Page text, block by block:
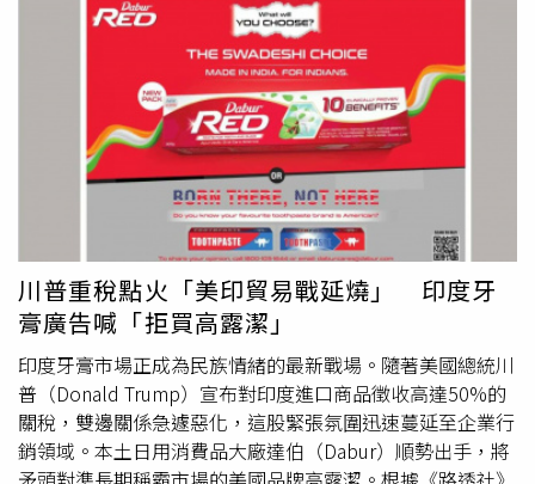
後，將自動被導入由詐騙集團仿造的第三方網站，用戶只要
輸入個人帳號密碼，個人資料或金融資訊將全被詐騙集團看
光，甚至拿來利用。因此，Google呼籲全球用戶，只要收
到類似信件，務必多加檢視，勿輕信不明人士的指示，最好
直接把信件刪除。而Google也提醒用戶，若真的受騙上
當，只要啟用了帳號恢復機制，用戶仍有7天的時間可重新
取回控制權；無疑對全球18億Gmail用戶來說，不僅是一道
最後防線，更是面對駭客攻擊時的重要保障。此外，
Google建議用戶可使用「Passkey金鑰」，透過指紋、臉部
或PIN碼等方式，取代只要輸入密碼或2步驟驗證，更能確
保帳號與個資安全。隨著詐騙手法日益精密，有專家也建議
民眾除了加強帳號安全設定，也應保持警覺心，不隨意點擊
來路不明的連結、避免在可疑網站輸入帳號密碼，並定期檢
查帳號是否綁定正確的手機或備用Email，以確保在遇到問
題時能即時找回。
川普重稅點火「美印貿易戰延燒」 印度牙
膏廣告喊「拒買高露潔」
印度牙膏市場正成為民族情緒的最新戰場。隨著美國總統川
普（Donald Trump）宣布對印度進口商品徵收高達50%的
關稅，雙邊關係急遽惡化，這股緊張氛圍迅速蔓延至企業行
銷領域。本土日用消費品大廠達伯（Dabur）順勢出手，將